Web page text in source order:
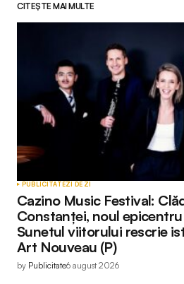
Adresa ta de email nu va fi
obligatorii sunt marcate cu
Comment
Your E-mail*
CITEȘTE MAI MULTE
PUBLICITATEZI DE ZI
Cazino Music Festival:
Constanței, noul
Sunetul viitorului rescrie
Art Nouveau (P)
by Publicitate6 august 2026